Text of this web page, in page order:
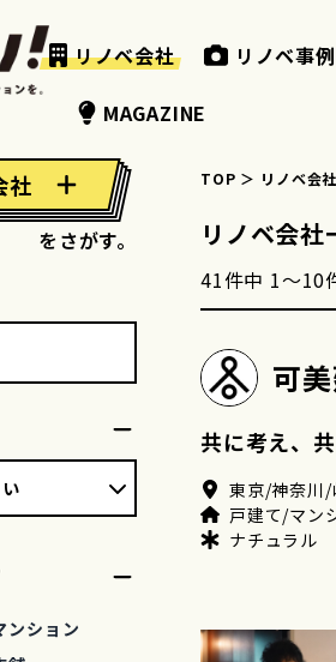
リノベ会社 リノベ事例
MAGAZINE
社
例
ト
をさがす。
ンション
TOP リノベ会
リノベ会社
41件中 1〜10
可
共に考え、
東京/神奈川
戸建て/マン
ナチュラル